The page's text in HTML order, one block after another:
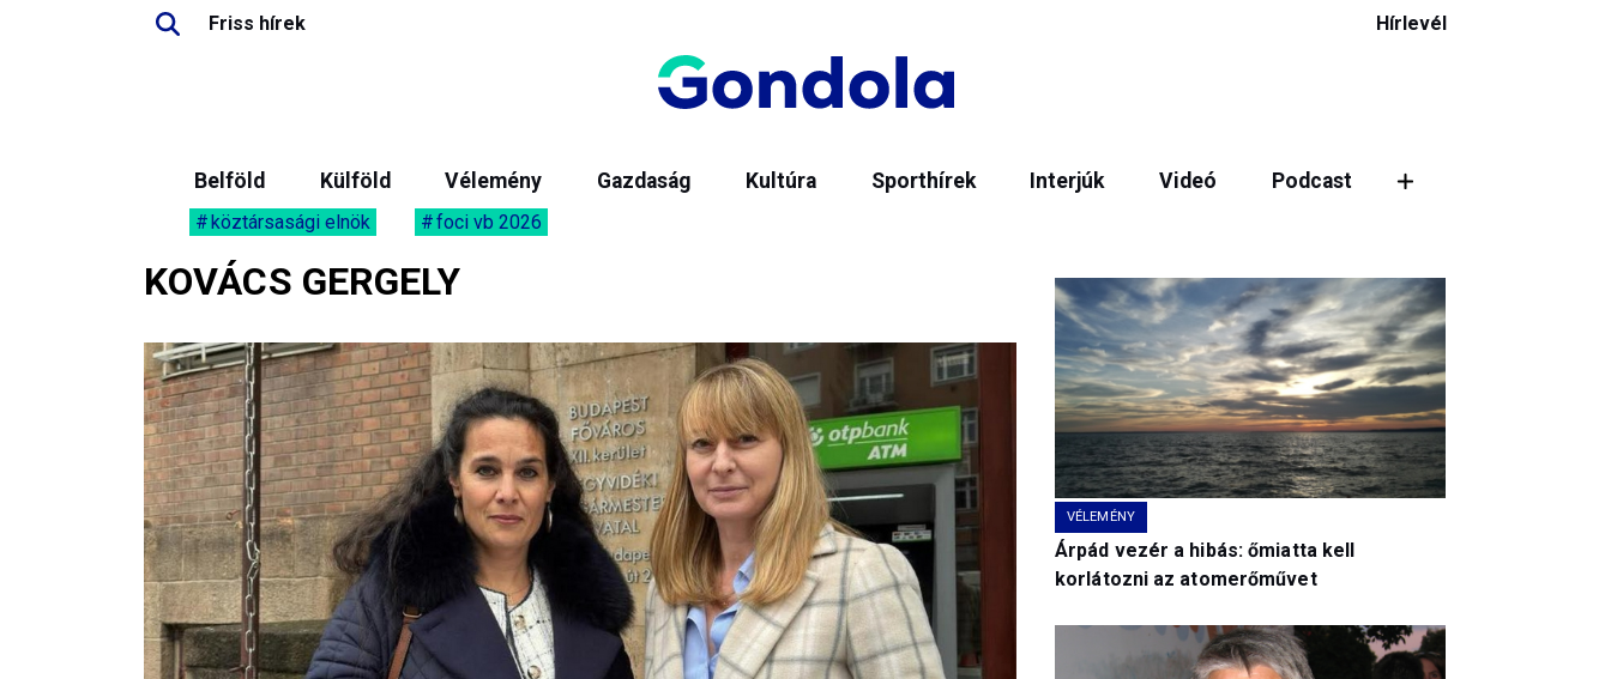
Friss hírek Hírlevél
Belföld Külföld Vélemény Gazdaság Kultúra Sporthírek Interjúk Videó Podcast
köztársasági elnök foci vb 2026
KOVÁCS GERGELY
VÉLEMÉNY
Árpád vezér a hibás: őmiatta kell
korlátozni az atomerőművet